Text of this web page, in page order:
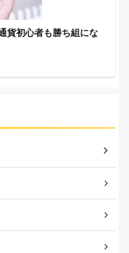
貨初心者も勝ち組にな